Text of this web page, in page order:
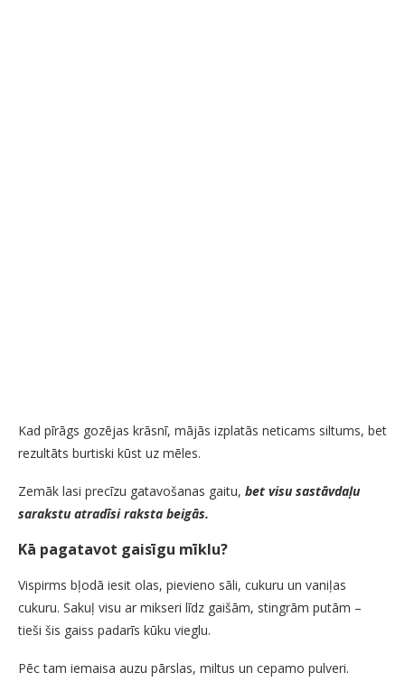
Kad pīrāgs gozējas krāsnī, mājās izplatās neticams siltums, bet
rezultāts burtiski kūst uz mēles.
Zemāk lasi precīzu gatavošanas gaitu, bet visu sastāvdaļu
sarakstu atradīsi raksta beigās.
Kā pagatavot gaisīgu mīklu?
Vispirms bļodā iesit olas, pievieno sāli, cukuru un vaniļas
cukuru. Sakuļ visu ar mikseri līdz gaišām, stingrām putām –
tieši šis gaiss padarīs kūku vieglu.
Pēc tam iemaisa auzu pārslas, miltus un cepamo pulveri.